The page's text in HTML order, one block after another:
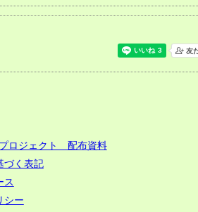
ロジェクト 配布資料
づく表記
ス
シー